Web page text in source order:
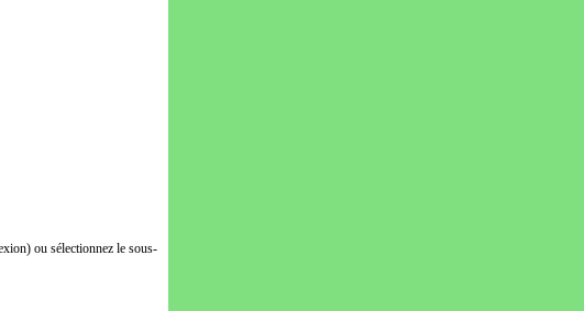
ou sélectionnez le sous-